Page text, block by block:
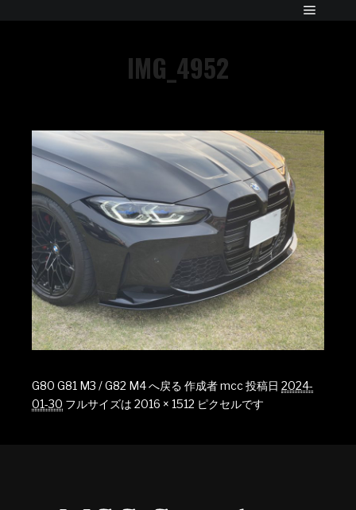
IMG_4952
G80 G81 M3 / G82 M4 へ戻る 作成者mcc投稿日 2024-
01-30 フルサイズは 2016 × 1512 ピクセルです